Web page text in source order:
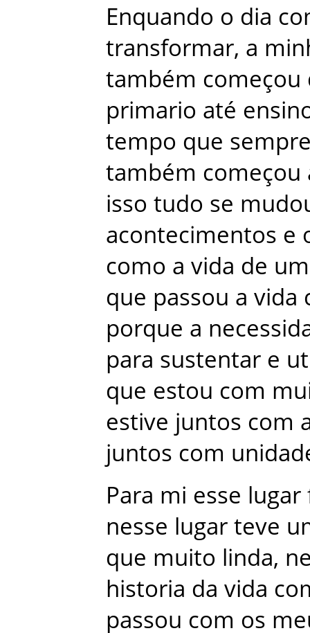
Enquando o dia
transformar, a
também começou
primario até
tempo que
também começou
isso tudo se
acontecimentos e
como a vida de um
que passou a vida
porque a
para sustentar e
que estou com
estive juntos com
juntos com
Para mi esse lugar
nesse lugar teve
que muito linda,
historia da vida
passou com os